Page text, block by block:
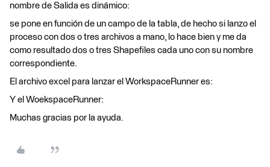
nombre de Salida es dinámico:
se pone en función de un campo de la tabla, de hecho si lanzo el
proceso con dos o tres archivos a mano, lo hace bien y me da
como resultado dos o tres Shapefiles cada uno con su nombre
correspondiente.
El archivo excel para lanzar el WorkspaceRunner es:
Y el WoekspaceRunner:
Muchas gracias por la ayuda.